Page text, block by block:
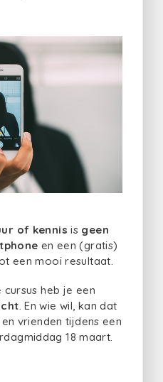
of kennis is geen
en een (gratis)
een mooi resultaat.
heb je een
. En wie wil, kan dat
vrienden tijdens een
18 maart.